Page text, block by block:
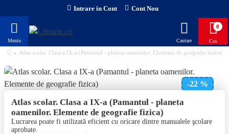
Intrare in Cont Cont Nou
0
Atlas scolar. Clasa a IX-a (Pamantul - planeta oamenilor. Elemente de geografie fizica)
-22 %
Atlas scolar. Clasa a IX-a (Pamantul - planeta
oamenilor. Elemente de geografie fizica)
Lucrarea poate fi utilizată eficient cu oricare dintre manualele şcolare
aprobate.